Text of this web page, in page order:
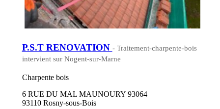
P.S.T RENOVATION - Traitement-charpente-bois
intervient sur Nogent-sur-Marne
Charpente bois
6 RUE DU MAL MAUNOURY 93064
93110 Rosny-sous-Bois